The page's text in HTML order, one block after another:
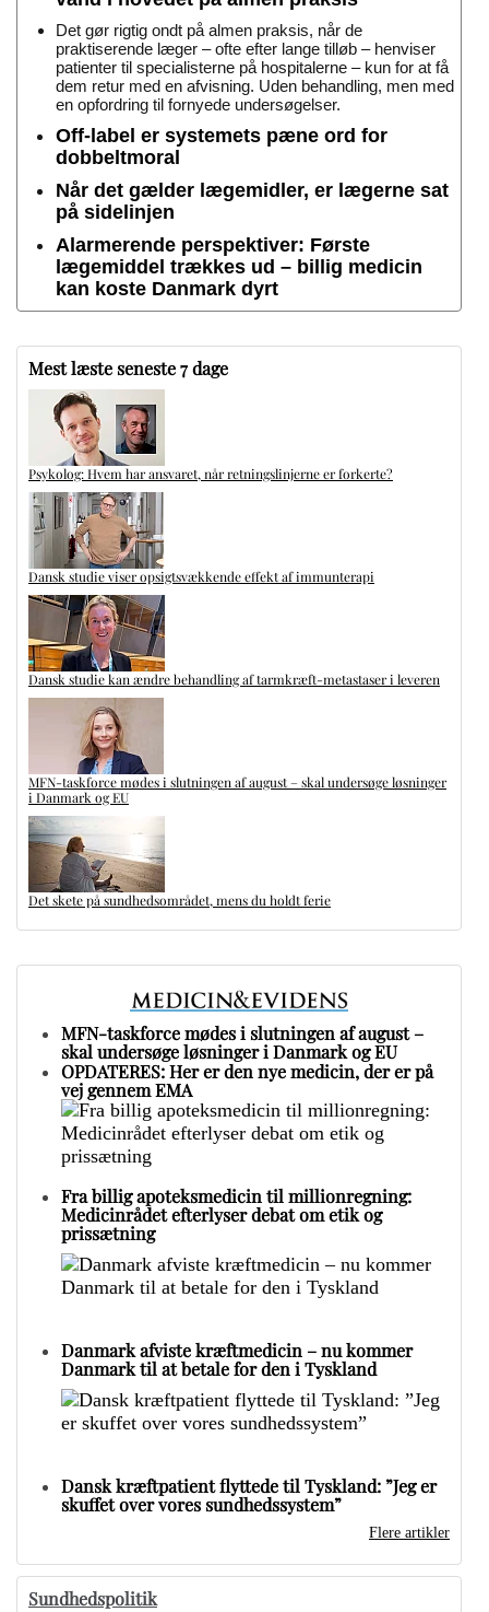
Det gør rigtig ondt på almen praksis, når de
praktiserende læger – ofte efter lange tilløb – henviser
patienter til specialisterne på hospitalerne – kun for at få
dem retur med en afvisning. Uden behandling, men med
en opfordring til fornyede undersøgelser.
Off-label er systemets pæne ord for
dobbeltmoral
Når det gælder lægemidler, er lægerne sat
på sidelinjen
Alarmerende perspektiver: Første
lægemiddel trækkes ud – billig medicin
kan koste Danmark dyrt
Mest læste seneste 7 dage
Psykolog: Hvem har ansvaret, når retningslinjerne er forkerte?
Dansk studie viser opsigtsvækkende effekt af immunterapi
Dansk studie kan ændre behandling af tarmkræft-metastaser i leveren
MFN-taskforce mødes i slutningen af august – skal undersøge løsninger
i Danmark og EU
Det skete på sundhedsområdet, mens du holdt ferie
MFN-taskforce mødes i slutningen af august –
skal undersøge løsninger i Danmark og EU
OPDATERES: Her er den nye medicin, der er på
vej gennem EMA
Fra billig apoteksmedicin til millionregning:
Medicinrådet efterlyser debat om etik og
prissætning
Danmark afviste kræftmedicin – nu kommer
Danmark til at betale for den i Tyskland
Dansk kræftpatient flyttede til Tyskland: ”Jeg er
skuffet over vores sundhedssystem”
Flere artikler
Sundhedspolitik